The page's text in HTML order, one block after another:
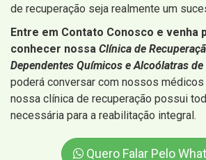
de recuperação seja realmente um
Entre em Contato Conosco e venha
conhecer nossa Clínica de
Dependentes Químicos e Alcoólatras
poderá conversar com nossos
nossa clínica de recuperação possui
necessária para a reabilitação integral.
Quero Falar Pelo